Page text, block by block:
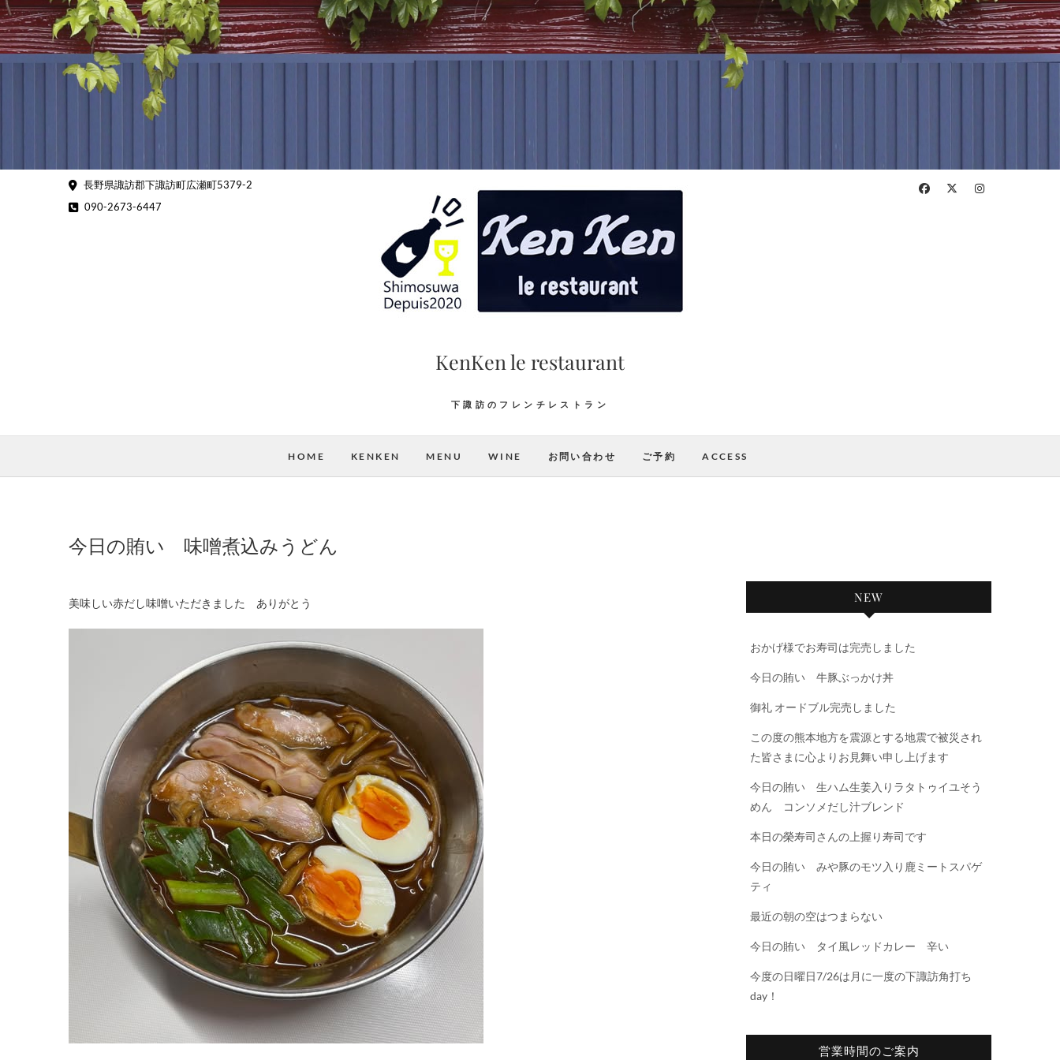
Skip
to
content
長野県諏訪郡下諏訪町広瀬町5379-2
090-2673-6447
KenKen le restaurant
下諏訪のフレンチレストラン
HOME KENKEN MENU WINE お問い合わせ ご予約 ACCESS
今日の賄い 味噌煮込みうどん
美味しい赤だし味噌いただきました ありがとう NEW
おかげ様でお寿司は完売しました
今日の賄い 牛豚ぶっかけ丼
御礼 オードブル完売しました
この度の熊本地方を震源とする地震で被災され
た皆さまに心よりお見舞い申し上げます
今日の賄い 生ハム生姜入りラタトゥイユそう
めん コンソメだし汁ブレンド
本日の榮寿司さんの上握り寿司です
今日の賄い みや豚のモツ入り鹿ミートスパゲ
ティ
最近の朝の空はつまらない
今日の賄い タイ風レッドカレー 辛い
今度の日曜日7/26は月に一度の下諏訪角打ち
day！
営業時間のご案内